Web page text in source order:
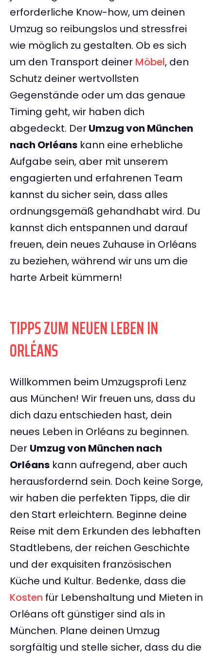
erforderliche Know-how, um deinen
Umzug so reibungslos und stressfrei
wie möglich zu gestalten. Ob es sich
um den Transport deiner Möbel, den
Schutz deiner wertvollsten
Gegenstände oder um das genaue
Timing geht, wir haben dich
abgedeckt. DerUmzug von München
nach Orléans kann eine erhebliche
Aufgabe sein, aber mit unserem
engagierten und erfahrenen Team
kannst du sicher sein, dass alles
ordnungsgemäß gehandhabt wird. Du
kannst dich entspannen und darauf
freuen, dein neues Zuhause in Orléans
zu beziehen, während wir uns um die
harte Arbeit kümmern!
TIPPS ZUM NEUEN LEBEN IN
ORLÉANS
Willkommen beim Umzugsprofi Lenz
aus München! Wir freuen uns, dass du
dich dazu entschieden hast, dein
neues Leben in Orléans zu beginnen.
Der Umzug von München nach
Orléans kann aufregend, aber auch
herausfordernd sein. Doch keine Sorge,
wir haben die perfekten Tipps, die dir
den Start erleichtern. Beginne deine
Reise mit dem Erkunden des lebhaften
Stadtlebens, der reichen Geschichte
und der exquisiten französischen
Küche und Kultur. Bedenke, dass die
Kosten für Lebenshaltung und Mieten in
Orléans oft günstiger sind als in
München. Plane deinen Umzug
sorgfältig und stelle sicher, dass du die